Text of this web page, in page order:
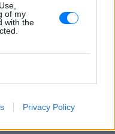
of my
with the
Privacy Policy
οι φλόγες πλησίαζαν
2026: Αυτές
μόλις τρεις ημέρες, από
13 Αυγούστου, για να